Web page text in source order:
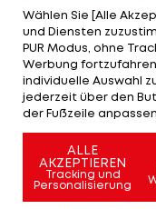
Tief in der
wieder sehr
Offensive sowohl
Außenbahn
muss noch den
nächsten zwei
Mehr zum
Wählen Sie [Alle
und Diensten
PUR Modus, ohne
Werbung
individuelle Auswahl
jederzeit über den
der Fußzeile anpassen.
ALLE
AKZEPTIEREN
Tracking und
Personalisierung